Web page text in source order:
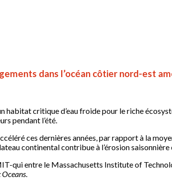
dans l’océan côtier nord-est
habitat critique d’eau froide pour le riche
pendant l’été.
ces dernières années, par rapport à la
continental contribue à l’érosion
qui entre le Massachusetts Institute of
.